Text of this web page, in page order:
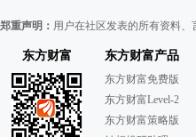
郑重声明： 用户在社区发表的所有资料
东方财富 东方财富产品
东方财富免费版
东方财富Level-2
东方财富策略版